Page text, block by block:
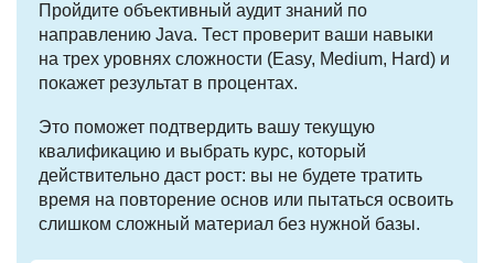
Пройдите объективный аудит знаний по
направлению Java. Тест проверит ваши навыки
на трех уровнях сложности (Easy, Medium, Hard) и
покажет результат в процентах.
Это поможет подтвердить вашу текущую
квалификацию и выбрать курс, который
действительно даст рост: вы не будете тратить
время на повторение основ или пытаться освоить
слишком сложный материал без нужной базы.